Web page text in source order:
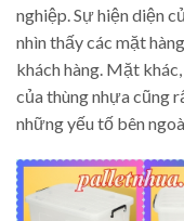
nghiệp. Sự hiện diện
nhìn thấy các mặt
khách hàng. Mặt
của thùng nhựa cũng
những yếu tố bên